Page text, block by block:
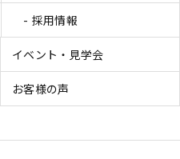
採用情報
イベント・見学会
お客様の声